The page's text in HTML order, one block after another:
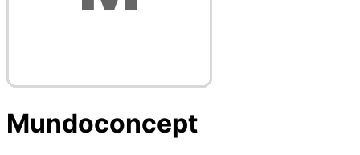
Mundoconcept